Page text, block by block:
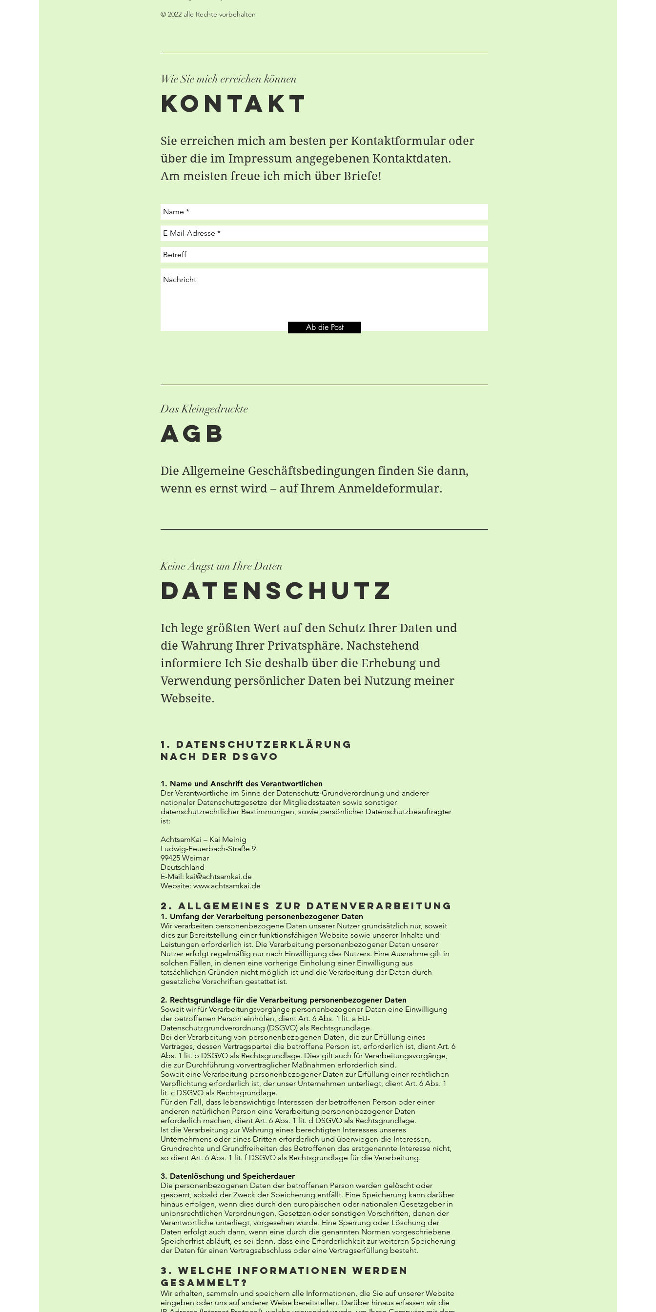
© 2022 alle Rechte vorbehalten
Wie Sie mich erreichen können
Kontakt
Sie erreichen mich am besten per Kontaktformular oder
über die im Impressum angegebenen Kontaktdaten.
Am meisten freue ich mich über Briefe!
Ab die Post
Das Kleingedruckte
aGB
Die Allgemeine Geschäftsbedingungen finden Sie dann,
wenn es ernst wird – auf Ihrem Anmeldeformular.
Keine Angst um Ihre Daten
Datenschutz
Ich lege größten Wert auf den Schutz Ihrer Daten und
die Wahrung Ihrer Privatsphäre. Nachstehend
informiere Ich Sie deshalb über die Erhebung und
Verwendung persönlicher Daten bei Nutzung meiner
Webseite.
1. Datenschutzerklärung
nach der DSGVO
1. Name und Anschrift des Verantwortlichen
Der Verantwortliche im Sinne der Datenschutz-Grundverordnung und anderer
nationaler Datenschutzgesetze der Mitgliedsstaaten sowie sonstiger
datenschutzrechtlicher Bestimmungen, sowie persönlicher Datenschutzbeauftragter
ist:
AchtsamKai – Kai Meinig
Ludwig-Feuerbach-Straße 9
99425 Weimar
Deutschland
E-Mail: kai@achtsamkai.de
Website: www.achtsamkai.de
2. Allgemeines zur Datenverarbeitung
1. Umfang der Verarbeitung personenbezogener Daten
Wir verarbeiten personenbezogene Daten unserer Nutzer grundsätzlich nur, soweit
dies zur Bereitstellung einer funktionsfähigen Website sowie unserer Inhalte und
Leistungen erforderlich ist. Die Verarbeitung personenbezogener Daten unserer
Nutzer erfolgt regelmäßig nur nach Einwilligung des Nutzers. Eine Ausnahme gilt in
solchen Fällen, in denen eine vorherige Einholung einer Einwilligung aus
tatsächlichen Gründen nicht möglich ist und die Verarbeitung der Daten durch
gesetzliche Vorschriften gestattet ist.
2. Rechtsgrundlage für die Verarbeitung personenbezogener Daten
Soweit wir für Verarbeitungsvorgänge personenbezogener Daten eine Einwilligung
der betroffenen Person einholen, dient Art. 6 Abs. 1 lit. a EU-
Datenschutzgrundverordnung (DSGVO) als Rechtsgrundlage.
Bei der Verarbeitung von personenbezogenen Daten, die zur Erfüllung eines
Vertrages, dessen Vertragspartei die betroffene Person ist, erforderlich ist, dient Art. 6
Abs. 1 lit. b DSGVO als Rechtsgrundlage. Dies gilt auch für Verarbeitungsvorgänge,
die zur Durchführung vorvertraglicher Maßnahmen erforderlich sind.
Soweit eine Verarbeitung personenbezogener Daten zur Erfüllung einer rechtlichen
Verpflichtung erforderlich ist, der unser Unternehmen unterliegt, dient Art. 6 Abs. 1
lit. c DSGVO als Rechtsgrundlage.
Für den Fall, dass lebenswichtige Interessen der betroffenen Person oder einer
anderen natürlichen Person eine Verarbeitung personenbezogener Daten
erforderlich machen, dient Art. 6 Abs. 1 lit. d DSGVO als Rechtsgrundlage.
Ist die Verarbeitung zur Wahrung eines berechtigten Interesses unseres
Unternehmens oder eines Dritten erforderlich und überwiegen die Interessen,
Grundrechte und Grundfreiheiten des Betroffenen das erstgenannte Interesse nicht,
so dient Art. 6 Abs. 1 lit. f DSGVO als Rechtsgrundlage für die Verarbeitung.
3. Datenlöschung und Speicherdauer
Die personenbezogenen Daten der betroffenen Person werden gelöscht oder
gesperrt, sobald der Zweck der Speicherung entfällt. Eine Speicherung kann darüber
hinaus erfolgen, wenn dies durch den europäischen oder nationalen Gesetzgeber in
unionsrechtlichen Verordnungen, Gesetzen oder sonstigen Vorschriften, denen der
Verantwortliche unterliegt, vorgesehen wurde. Eine Sperrung oder Löschung der
Daten erfolgt auch dann, wenn eine durch die genannten Normen vorgeschriebene
Speicherfrist abläuft, es sei denn, dass eine Erforderlichkeit zur weiteren Speicherung
der Daten für einen Vertragsabschluss oder eine Vertragserfüllung besteht.
3. Welche Informationen werden
gesammelt?
Wir erhalten, sammeln und speichern alle Informationen, die Sie auf unserer Website
eingeben oder uns auf anderer Weise bereitstellen. Darüber hinaus erfassen wir die